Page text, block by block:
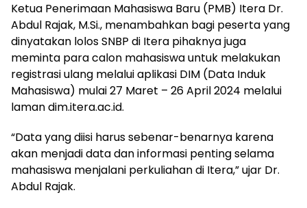
Ketua Penerimaan Mahasiswa Baru (PMB) Itera Dr.
Abdul Rajak, M.Si., menambahkan bagi peserta yang
dinyatakan lolos SNBP di Itera pihaknya juga
meminta para calon mahasiswa untuk melakukan
registrasi ulang melalui aplikasi DIM (Data Induk
Mahasiswa) mulai 27 Maret – 26 April 2024 melalui
laman dim.itera.ac.id.
“Data yang diisi harus sebenar-benarnya karena
akan menjadi data dan informasi penting selama
mahasiswa menjalani perkuliahan di Itera,” ujar Dr.
Abdul Rajak.